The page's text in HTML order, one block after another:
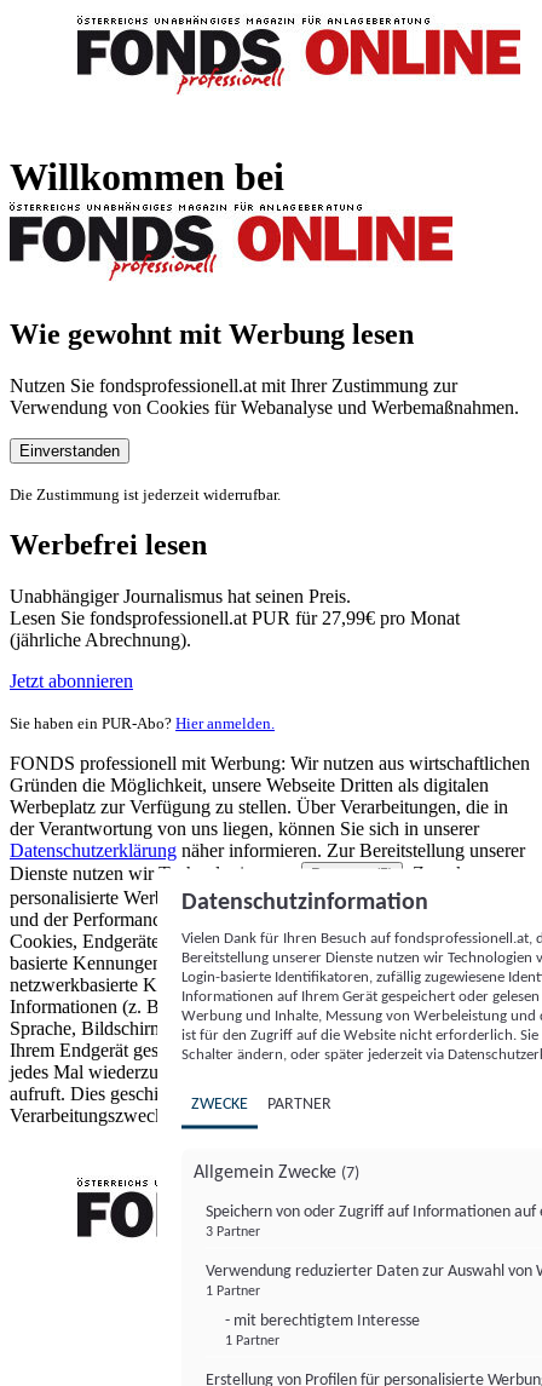
Willkommen bei
Wie gewohnt mit Werbung lesen
Nutzen Sie fondsprofessionell.at mit Ihrer Zustimmung zur
Verwendung von Cookies für Webanalyse und Werbemaßnahmen.
Einverstanden
Die Zustimmung ist jederzeit widerrufbar.
Werbefrei lesen
Unabhängiger Journalismus hat seinen Preis.
Lesen Sie fondsprofessionell.at PUR für 27,99€ pro Monat
(jährliche Abrechnung).
Jetzt abonnieren
Sie haben ein PUR-Abo? Hier anmelden.
FONDS professionell mit Werbung: Wir nutzen aus wirtschaftlichen
Gründen die Möglichkeit, unsere Webseite Dritten als digitalen
Werbeplatz zur Verfügung zu stellen. Über Verarbeitungen, die in
der Verantwortung von uns liegen, können Sie sich in unserer
Datenschutzerklärung näher informieren. Zur Bereitstellung unserer
Dienste nutzen wir Technologien von
Partnern (5)
. Zwecke:
personalisierte Werbung und Inhalte, Messung von Werbeleistung
und der Performance von Inhalten sowie Zielgruppenforschung.
Cookies, Endgeräte- oder ähnliche Online-Kennungen (z. B. login-
basierte Kennungen, zufällig generierte Kennungen,
netzwerkbasierte Kennungen) können zusammen mit anderen
Informationen (z. B. Browsertyp und Browserinformationen,
Sprache, Bildschirmgröße, unterstützte Technologien usw.) auf
Ihrem Endgerät gespeichert oder von dort ausgelesen werden, um es
jedes Mal wiederzuerkennen, wenn es eine App oder einer Webseite
aufruft. Dies geschieht für einen oder mehrere der hier aufgeführten
Verarbeitungszwecke.
Datenschutzinformation
Vielen Dank für Ihren Besuch auf
Bereitstellung unserer Dienste nutzen wir Technologien
Login-basierte Identifikatoren, zufällig zugewiesene
Informationen auf Ihrem Gerät gespeichert oder
Werbung und Inhalte, Messung von Werbeleistung
ist für den Zugriff auf die Website nicht erforderlich.
Schalter ändern, oder später jederzeit via
ZWECKE PARTNER
Allgemein Zwecke (7)
Speichern von oder Zugriff auf Informationen auf
3 Partner
Verwendung reduzierter Daten zur Auswahl von
1 Partner
- mit berechtigtem Interesse
1 Partner
Erstellung von Profilen für personalisierte
FONDS professionell